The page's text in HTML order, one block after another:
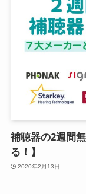
補聴器の2週間
る！】
2020年2月13日